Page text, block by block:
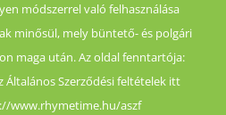
módszerrel való felhasználása
minősül, mely büntető- és polgári
maga után. Az oldal fenntartója:
Általános Szerződési feltételek itt
www.rhymetime.hu/aszf